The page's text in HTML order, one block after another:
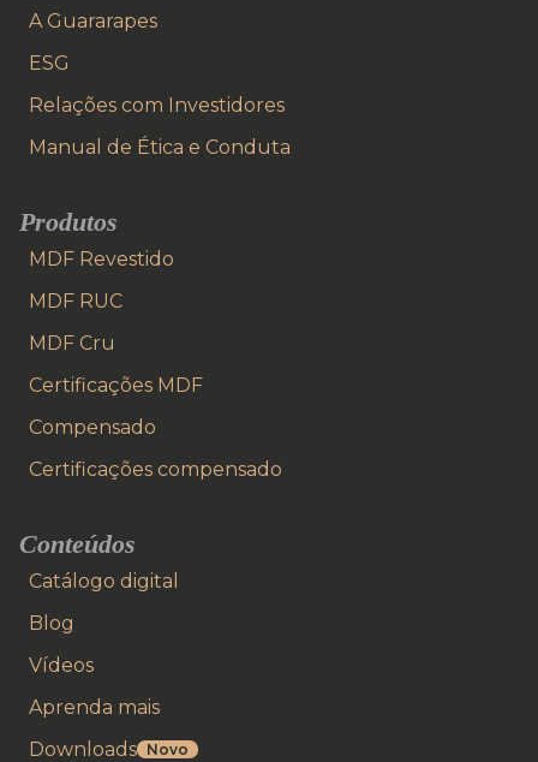
A Guararapes
ESG
Relações com Investidores
Manual de Ética e Conduta
Produtos
MDF Revestido
MDF RUC
MDF Cru
Certificações MDF
Compensado
Certificações compensado
Conteúdos
Catálogo digital
Blog
Vídeos
Aprenda mais
Downloads Novo